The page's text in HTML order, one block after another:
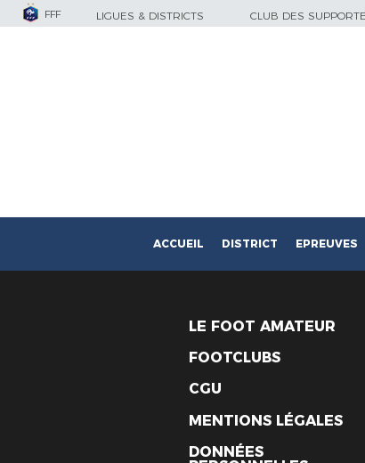
FFF LIGUES & DISTRICTS CLUB DES
ACCUEIL DISTRICT EPREUVES
LE FOOT AMATEUR
FOOTCLUBS
CGU
MENTIONS LÉGALES
DONNÉES